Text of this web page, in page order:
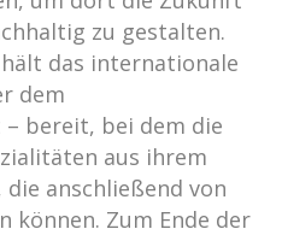
zu gestalten.
das internationale
dem
bereit, bei dem die
aus ihrem
anschließend von
können. Zum Ende der